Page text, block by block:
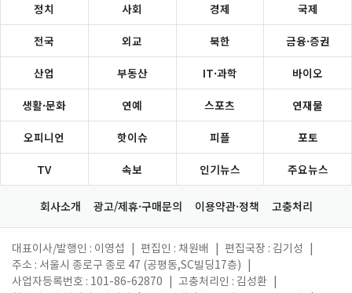
정치 사회 경제 국제
전국 외교 북한 금융·증권
산업 부동산 IT·과학 바이오
생활·문화 연예 스포츠 연재물
오피니언 핫이슈 피플 포토
TV 속보 인기뉴스 주요뉴스
회사소개 광고/제휴·구매문의 이용약관·정책 고충처리
대표이사/발행인 : 이영섭 편집인 : 채원배 편집국장 : 김기성
주소 : 서울시 종로구 종로 47 (공평동,SC빌딩17층)
사업자등록번호 : 101-86-62870
고충처리인 : 김성환